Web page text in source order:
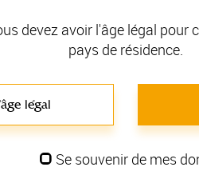
devez avoir l'âge légal
pays de résidence.
légal
Se souvenir de mes